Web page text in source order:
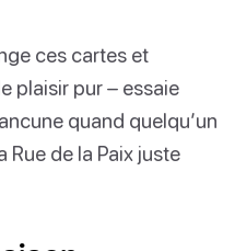
ces cartes et
plaisir pur – essaie
quand quelqu’un
de la Paix juste